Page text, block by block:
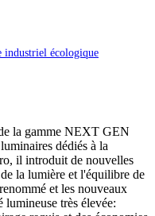
écologique
la gamme NEXT GEN
dédiés à la
il introduit de nouvelles
la lumière et l'équilibre de
et les nouveaux
très élevée: